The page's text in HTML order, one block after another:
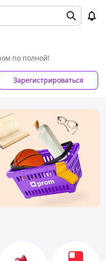
по полной!
Зарегистрироваться